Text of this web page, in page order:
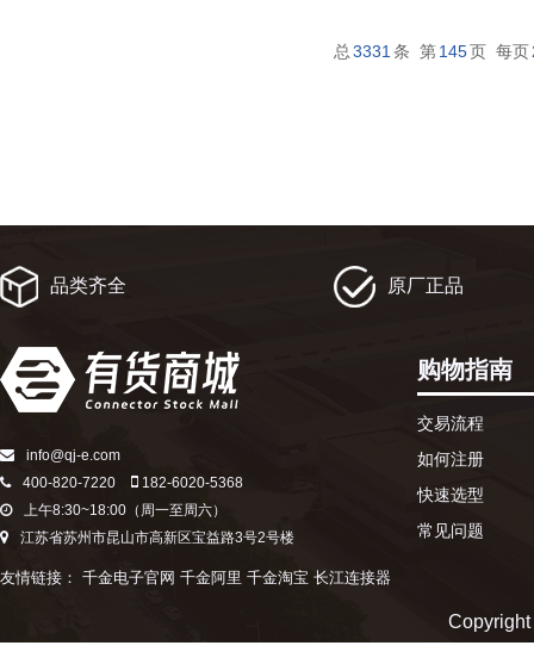
总 3331 条 第145页 每页
品类齐全 原厂正品
info@qj-e.com
400-820-7220
182-6020-5368
上午8:30~18:00（周一至周六）
江苏省苏州市昆山市高新区宝益路3号2号楼
购物指南
交易流程
如何注册
快速选型
常见问题
友情链接： 千金电子官网 千金阿里 千金淘宝 长江连接器